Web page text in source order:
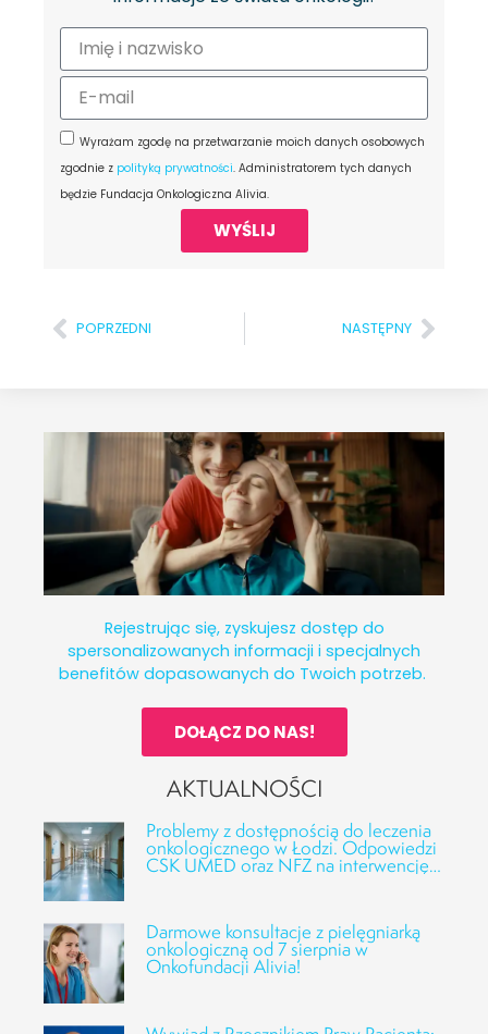
Wyrażam zgodę na przetwarzanie moich danych osobowych
zgodnie z polityką prywatności. Administratorem tych danych
będzie Fundacja Onkologiczna Alivia.
WYŚLIJ
POPRZEDNI NASTĘPNY
Rejestrując się, zyskujesz dostęp do
spersonalizowanych informacji i specjalnych
benefitów dopasowanych do Twoich potrzeb.
DOŁĄCZ DO NAS!
AKTUALNOŚCI
Problemy z dostępnością do leczenia
onkologicznego w Łodzi. Odpowiedzi
CSK UMED oraz NFZ na interwencję
Darmowe konsultacje z pielęgniarką
onkologiczną od 7 sierpnia w
Onkofundacji Alivia!